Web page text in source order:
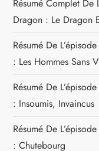
Résumé Complet De
Dragon : Le Dragon
Résumé De
: Les Hommes Sans
Résumé De
: Insoumis, Invaincus
Résumé De
: Chutebourg